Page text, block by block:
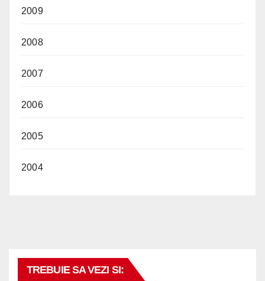
2009
2008
2007
2006
2005
2004
TREBUIE SA VEZI SI: